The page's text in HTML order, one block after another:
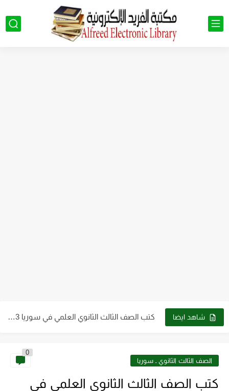
شاهد ايضا كتب الصف الثالث الثانوي العلمي في سوريا 2023 - 2024...
كتب الصف الثاني الثانوي علمي وأدبي ـ سوريا 2023 -... الصف الثالث الثانوي ـ سوريا
0
كتب الصف الثالث الثانوي العلمي في